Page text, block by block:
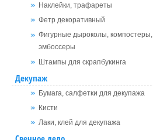
Наклейки, трафареты
Фетр декоративный
Фигурные дыроколы, компостеры,
эмбоссеры
Штампы для скрапбукинга
Декупаж
Бумага, салфетки для декупажа
Кисти
Лаки, клей для декупажа